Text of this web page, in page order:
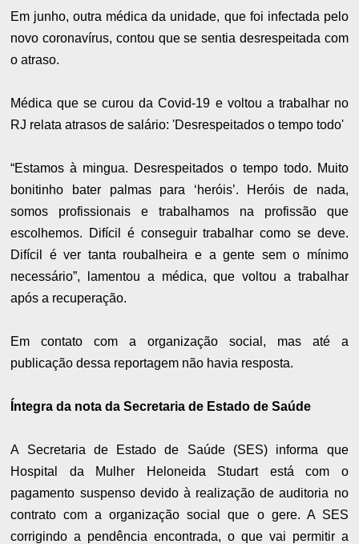
Em junho, outra médica da unidade, que foi infectada pelo
novo coronavírus, contou que se sentia desrespeitada com
o atraso.
Médica que se curou da Covid-19 e voltou a trabalhar no
RJ relata atrasos de salário: 'Desrespeitados o tempo todo'
“Estamos à mingua. Desrespeitados o tempo todo. Muito
bonitinho bater palmas para ‘heróis’. Heróis de nada,
somos profissionais e trabalhamos na profissão que
escolhemos. Difícil é conseguir trabalhar como se deve.
Difícil é ver tanta roubalheira e a gente sem o mínimo
necessário”, lamentou a médica, que voltou a trabalhar
após a recuperação.
Em contato com a organização social, mas até a
publicação dessa reportagem não havia resposta.
Íntegra da nota da Secretaria de Estado de Saúde
A Secretaria de Estado de Saúde (SES) informa que
Hospital da Mulher Heloneida Studart está com o
pagamento suspenso devido à realização de auditoria no
contrato com a organização social que o gere. A SES
corrigindo a pendência encontrada, o que vai permitir a